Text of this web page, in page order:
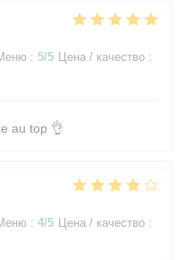
: 5/5 Цена / качество :
au top 👌
: 4/5 Цена / качество :